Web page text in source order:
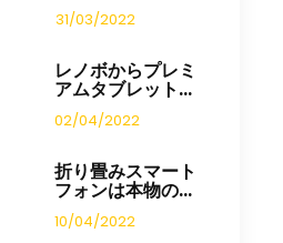
31/03/2022
レノボからプレミ
アムタブレット...
02/04/2022
折り畳みスマート
フォンは本物の...
10/04/2022